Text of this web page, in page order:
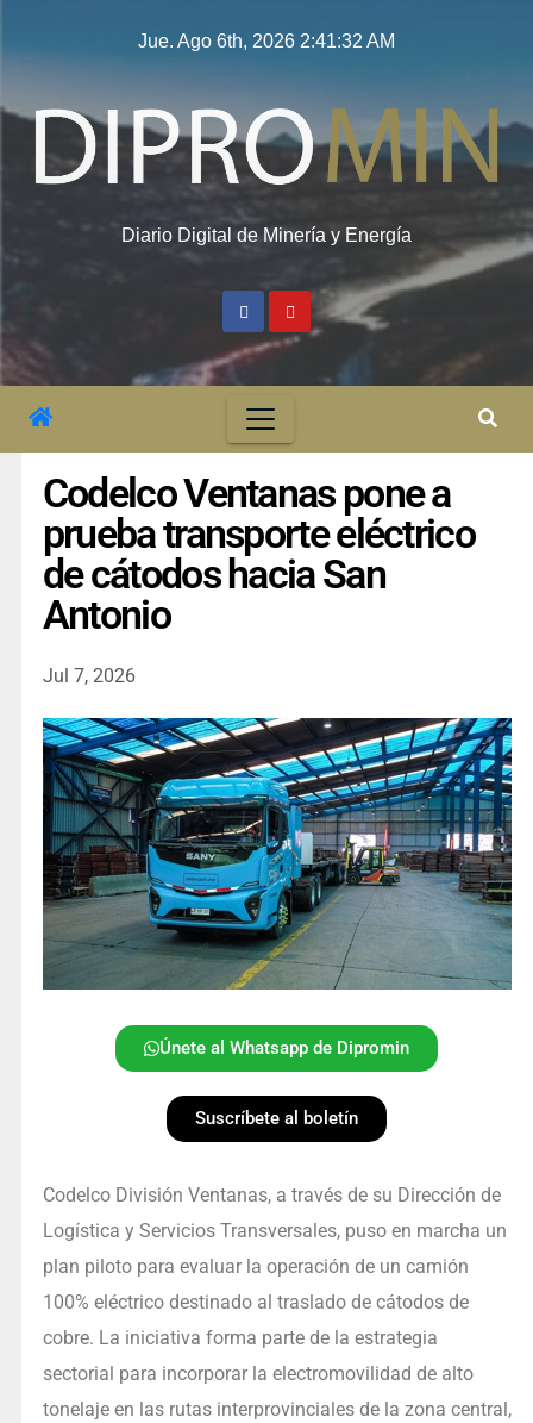
Jue. Ago 6th, 2026 2:41:33 AM
Diario Digital de Minería y Energía
Codelco Ventanas pone a
prueba transporte eléctrico
de cátodos hacia San
Antonio
Jul 7, 2026
Únete al Whatsapp de Dipromin
Suscríbete al boletín
Codelco División Ventanas, a través de su Dirección de
Logística y Servicios Transversales, puso en marcha un
plan piloto para evaluar la operación de un camión
100% eléctrico destinado al traslado de cátodos de
cobre. La iniciativa forma parte de la estrategia
sectorial para incorporar la electromovilidad de alto
tonelaje en las rutas interprovinciales de la zona central,